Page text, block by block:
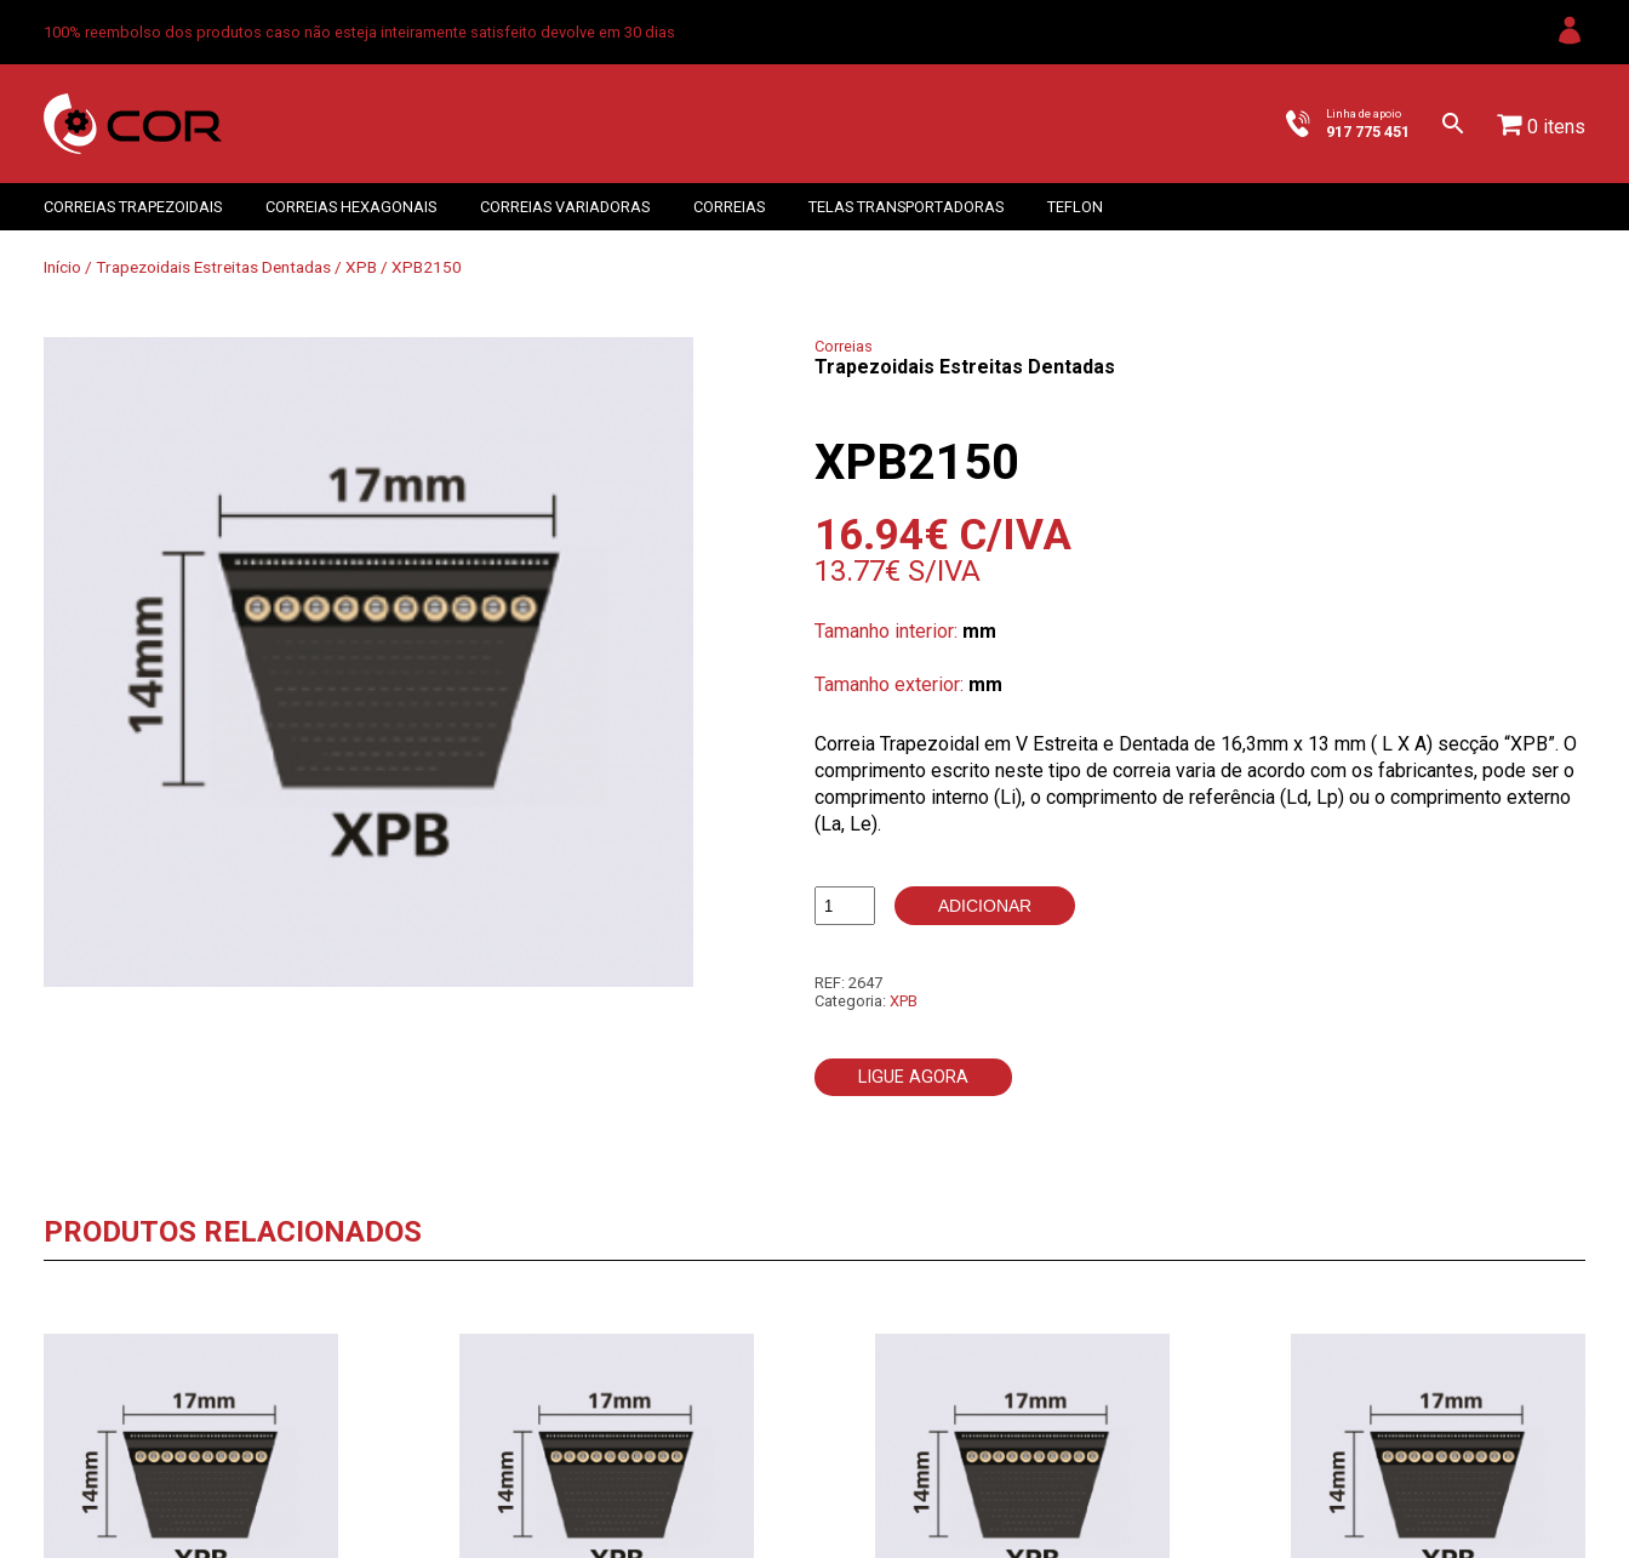
100% reembolso dos produtos caso não esteja inteiramente satisfeito devolve em 30 dias
Linha de apoio
917 775 451 0 itens
CORREIAS TRAPEZOIDAIS CORREIAS HEXAGONAIS CORREIAS VARIADORAS CORREIAS TELAS TRANSPORTADORAS TEFLON
Início / Trapezoidais Estreitas Dentadas / XPB / XPB2150
Correias
Trapezoidais Estreitas Dentadas
XPB2150
16.94€ C/IVA
13.77€ S/IVA
Tamanho interior: mm
Tamanho exterior: mm
Correia Trapezoidal em V Estreita e Dentada de 16,3mm x 13 mm ( L X A) secção “XPB”. O
comprimento escrito neste tipo de correia varia de acordo com os fabricantes, pode ser o
comprimento interno (Li), o comprimento de referência (Ld, Lp) ou o comprimento externo
(La, Le).
Quantidade
ADICIONAR
REF: 2647
Categoria: XPB
LIGUE AGORA
PRODUTOS RELACIONADOS